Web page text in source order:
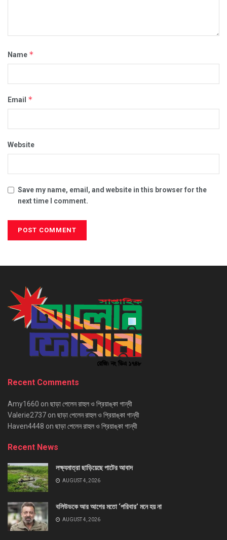
Name *
Email *
Website
Save my name, email, and website in this browser for the
next time I comment.
Recent Comments
Amy1660 on ছাড়া পেলেন রাহুল ও প্রিয়াঙ্কা গান্ধী
Valerie2737 on ছাড়া পেলেন রাহুল ও প্রিয়াঙ্কা গান্ধী
Haven4448 on ছাড়া পেলেন রাহুল ও প্রিয়াঙ্কা গান্ধী
Recent News
লক্ষ্যমাত্রা ছাড়িয়েছে পাটের আবাদ
AUGUST 4, 2026
বলিউডকে আর আগের মতো ‘পরিবার’ মনে হয় না
AUGUST 4, 2026